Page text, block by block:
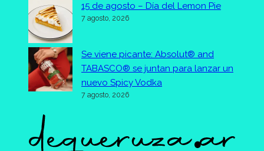
15 de agosto – Día del Lemon Pie
7 agosto, 2026
Se viene picante: Absolut® and
TABASCO® se juntan para lanzar un
nuevo Spicy Vodka
7 agosto, 2026